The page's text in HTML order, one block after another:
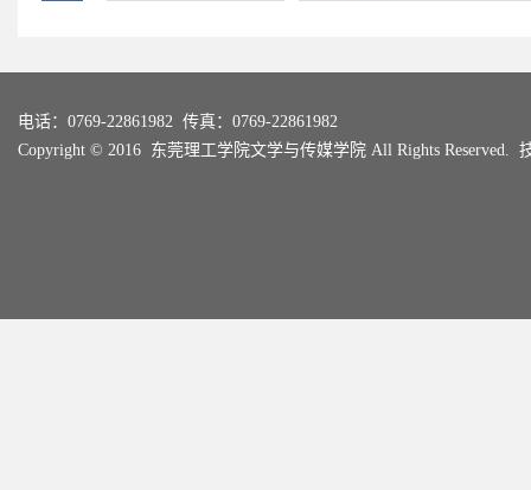
电话：0769-22861982 传真：0769-22861982
Copyright © 2016 东莞理工学院文学与传媒学院 All Rights Reserved.